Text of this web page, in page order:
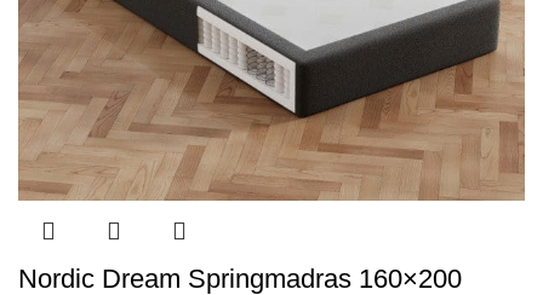
Nordic Dream Springmadras 160×200